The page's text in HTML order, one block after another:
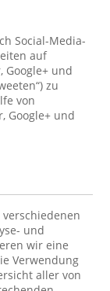
Social-Media-
auf
Google+ und
zu
von
Google+ und
verschiedenen
und
wir eine
Verwendung
aller von